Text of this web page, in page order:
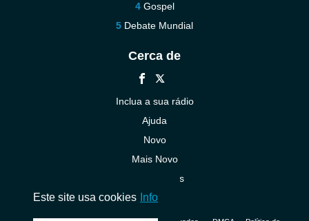
Gospel
Debate Mundial
Cerca de
Inclua a sua rádio
Ajuda
Novo
Mais Novo
Contacte-nos
Este site usa cookies Info